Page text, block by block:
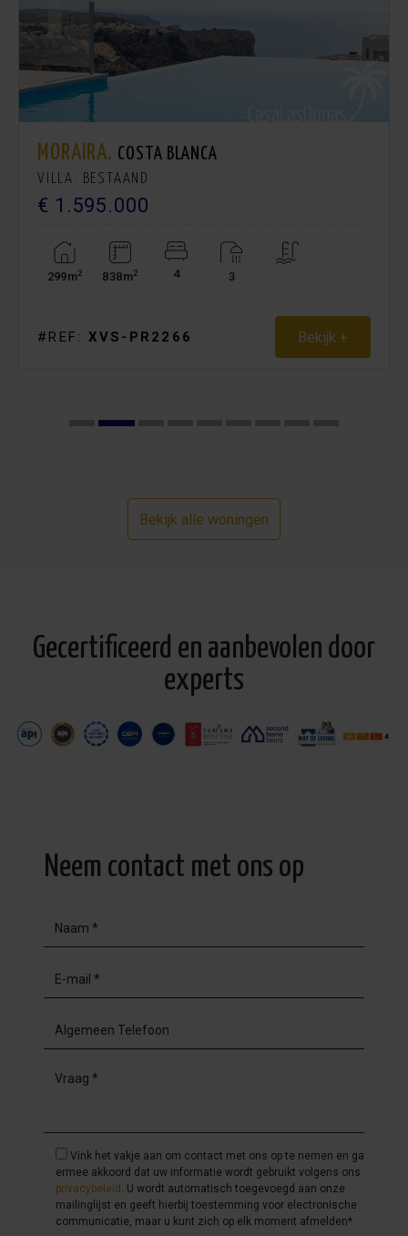
MORAIRA. COSTA BLANCA
VILLA. BESTAAND
€ 1.595.000
299m2 838m2 4 3
#REF: XVS-PR2266 Bekijk +
Bekijk alle woningen
Gecertificeerd en aanbevolen door
experts
Neem contact met ons op
Vink het vakje aan om contact met ons op te nemen en ga
ermee akkoord dat uw informatie wordt gebruikt volgens ons
privacybeleid
. U wordt automatisch toegevoegd aan onze
mailinglijst en geeft hierbij toestemming voor electronische
communicatie, maar u kunt zich op elk moment afmelden*